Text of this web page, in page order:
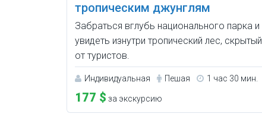
тропическим джунглям
Забраться вглубь национального парка и
увидеть изнутри тропический лес, скрытый
от туристов.
Индивидуальная Пешая 1 час 30 мин.
177 $ за экскурсию